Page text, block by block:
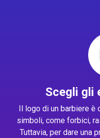
Scegli gli
Il logo di un barbiere è
simboli, come forbici,
Tuttavia, per dare una